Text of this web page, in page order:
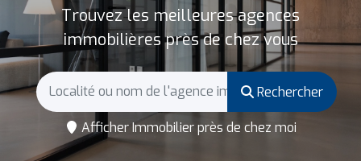
Trouvez les meilleures agences
immobilières près de chez vous
Rechercher
Afficher Immobilier près de chez moi